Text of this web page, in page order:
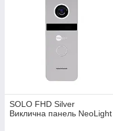
SOLO FHD Silver
Виклична панель NeoLight